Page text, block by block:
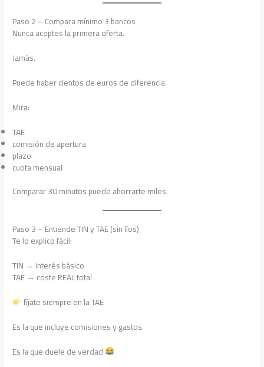
Paso 2 – Compara mínimo 3 bancos
Nunca aceptes la primera oferta.
Jamás.
Puede haber cientos de euros de diferencia.
Mira:
TAE
comisión de apertura
plazo
cuota mensual
Comparar 30 minutos puede ahorrarte miles.
Paso 3 – Entiende TIN y TAE (sin líos)
Te lo explico fácil:
TIN → interés básico
TAE → coste REAL total
fíjate siempre en la TAE
Es la que incluye comisiones y gastos.
Es la que duele de verdad